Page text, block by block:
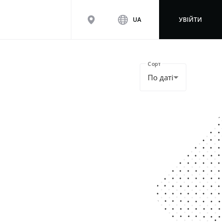
map www UA УВІЙТИ
Сортування::
По даті